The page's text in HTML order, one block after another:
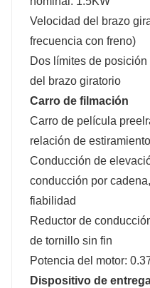
Velocidad del brazo
frecuencia con freno)
Dos límites de
del brazo giratorio
Carro de
Carro de película
relación de
Conducción de
conducción por
fiabilidad
Reductor de
de tornillo sin fin
Potencia del motor:
Dispositivo de